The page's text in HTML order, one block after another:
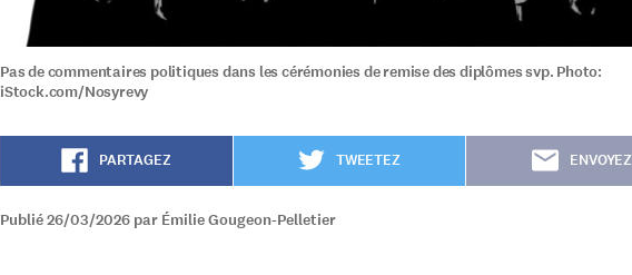
Pas de commentaires politiques dans les cérémonies de remise des diplômes svp. Photo:
iStock.com/Nosyrevy
PARTAGEZ TWEETEZ ENVOYEZ
Publié 26/03/2026 par Émilie Gougeon-Pelletier